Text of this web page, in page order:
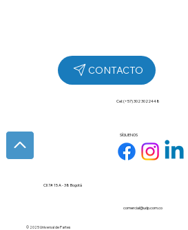
SÍGUENOS
Cel: (+57) 302 3022448
Cll 7# 15 A - 38 Bogotá
© 2025 Universal de Partes
comercial@udp.com.co